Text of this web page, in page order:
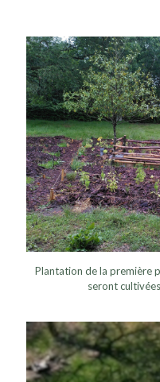
Plantation de la première
seront